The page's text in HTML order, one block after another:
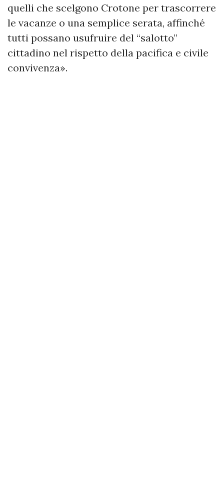
quelli che scelgono Crotone per trascorrere
le vacanze o una semplice serata, affinché
tutti possano usufruire del “salotto”
cittadino nel rispetto della pacifica e civile
convivenza».